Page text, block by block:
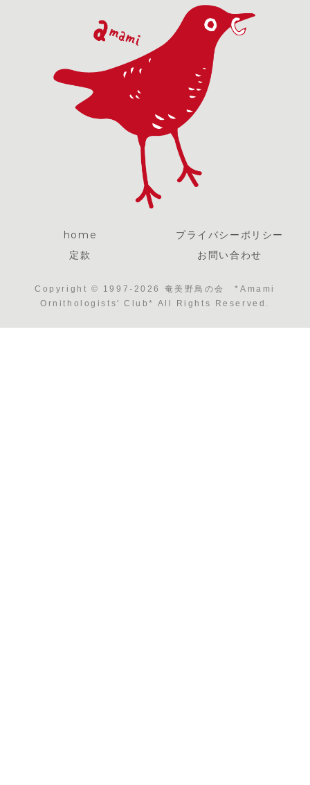
home
プライバシーポリシー
定款
お問い合わせ
Copyright © 1997-2026 奄美野鳥の会 *Amami
Ornithologists' Club* All Rights Reserved.